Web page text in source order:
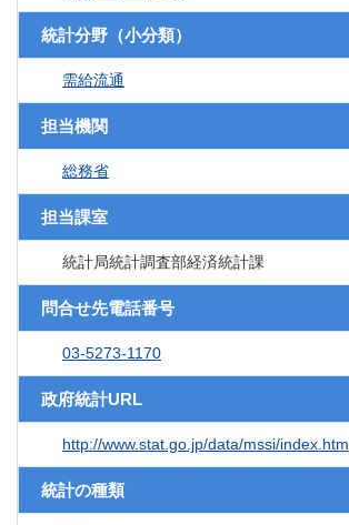
統計分野（小分類）
需給流通
担当機関
総務省
担当課室
統計局統計調査部経済統計課
問合せ先電話番号
03-5273-1170
政府統計URL
http://www.stat.go.jp/data/mssi/index.htm
統計の種類